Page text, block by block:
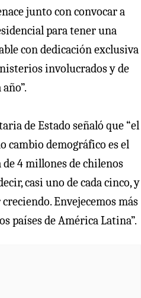
junto con convocar a
para tener una
con dedicación exclusiva
involucrados y de
de Estado señaló que “el
cambio demográfico es el
4 millones de chilenos
casi uno de cada cinco, y
Envejecemos más
países de América Latina”.